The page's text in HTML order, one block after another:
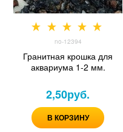
no-12394
Гранитная крошка для
аквариума 1-2 мм.
2,50руб.
В КОРЗИНУ